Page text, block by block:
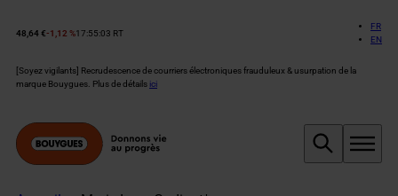
[Soyez vigilants] Recrudescence de courriers électroniques frauduleux & usurpation de la
marque Bouygues. Plus de détails ici
Cours
l’action
Bouygues :
48,64 €-1,12 %17:55:03 RT
FR
EN